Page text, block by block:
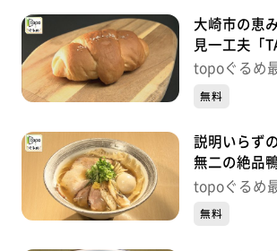
大崎市の恵
見一工夫「
BAKERY」
め】
topoぐるめ
無料
説明いらず
無二の絶品
「noodle
ぐるめ】
topoぐるめ
無料